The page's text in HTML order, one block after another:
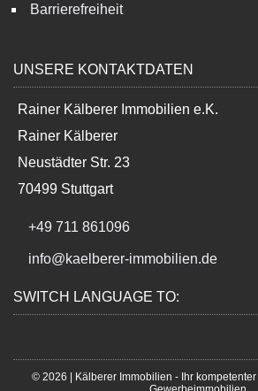
Barrierefreiheit
UNSERE KONTAKTDATEN
Rainer Kälberer Immobilien e.K.
Rainer Kälberer
Neustädter Str. 23
70499 Stuttgart
+49 711 861096
info@kaelberer-immobilien.de
SWITCH LANGUAGE TO:
© 2026 | Kälberer Immobilien - Ihr